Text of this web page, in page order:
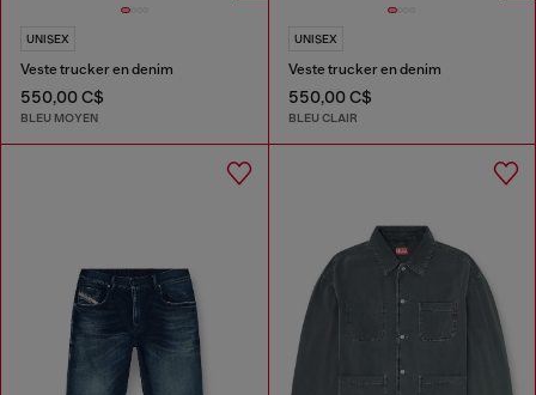
UNISEX
Veste trucker en denim
550,00 C$
BLEU MOYEN
UNISEX
Veste trucker en denim
550,00 C$
BLEU CLAIR